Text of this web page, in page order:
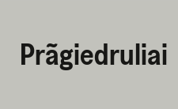
Prãgiedruliai